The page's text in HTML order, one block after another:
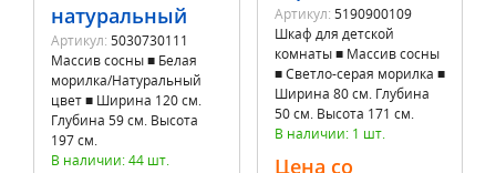
натуральный
Артикул: 5030730111
Массив сосны ■ Белая
морилка/Натуральный
цвет ■ Ширина 120 см.
Глубина 59 см. Высота
197 см.
В наличии: 44 шт.
Артикул: 5190900109
Шкаф для детской
комнаты ■ Массив сосны
■ Светло-серая морилка ■
Ширина 80 см. Глубина
50 см. Высота 171 см.
В наличии: 1 шт.
Цена со